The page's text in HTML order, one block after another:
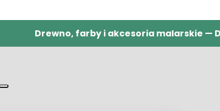
Drewno, farby i akcesoria malarskie —